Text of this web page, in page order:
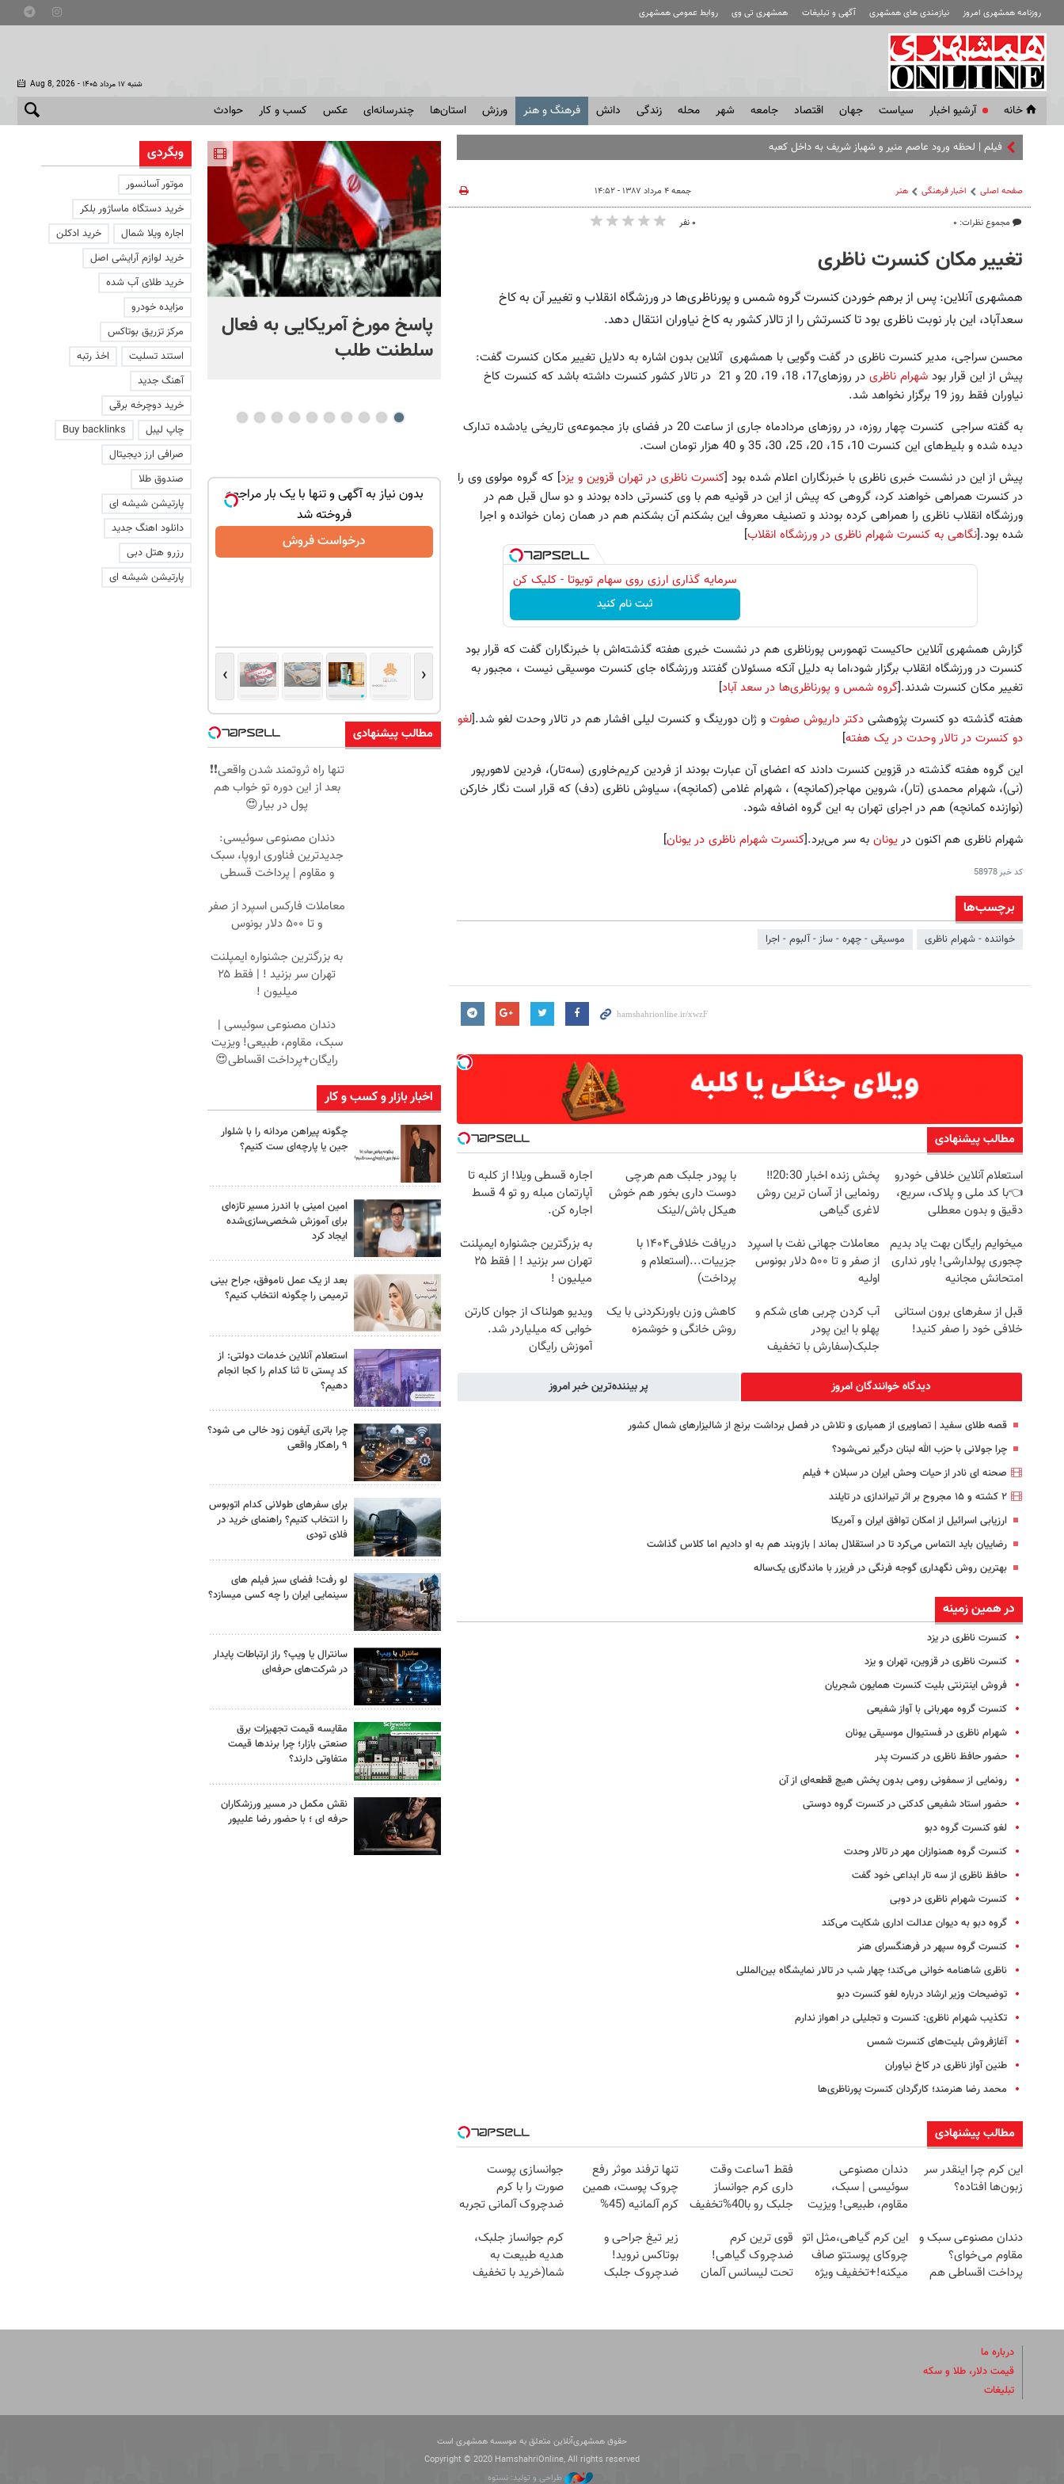
روزنامه همشهری امروز نیازمندی های همشهری آگهی و تبلیغات همشهری تی وی روابط عمومی همشهری
Aug 8, 2026 - شنبه ۱۷ مرداد ۱۴۰۵
خانه آرشیو اخبار سياست جهان اقتصاد جامعه شهر محله زندگی دانش فرهنگ و هنر ورزش استان‌ها چندرسانه‌ای عکس کسب و کار حوادث
فیلم | لحظه ورود عاصم منیر و شهباز شریف به داخل کعبه
صفحه اصلی اخبار فرهنگی هنر
مجموع نظرات: ۰
جمعه ۴ مرداد ۱۳۸۷ - ۱۴:۵۲
۰ نفر
تغییر مکان کنسرت ناظری
همشهری آنلاین: پس از برهم خوردن کنسرت گروه شمس و پورناظری‌ها در ورزشگاه انقلاب و تغییر آن به کاخ
سعدآباد، این بار نوبت ناظری بود تا کنسرتش را از تالار کشور به کاخ نیاوران انتقال دهد.
محسن سراجی، مدیر کنسرت ناظری در گفت وگویی با همشهری آنلاین بدون اشاره به دلایل تغییر مکان کنسرت گفت:
پیش از این قرار بود شهرام ناظری
در روزهای17، 18، 19، 20 و 21 در تالار کشور کنسرت داشته باشد که کنسرت کاخ
نیاوران فقط روز 19 برگزار نخواهد شد.
به گفته سراجی کنسرت چهار روزه، در روزهای مردادماه جاری از ساعت 20 در فضای باز مجموعه‌ی تاریخی یادشده تدارک
دیده شده و بلیط‌های این کنسرت 10، 15، 20، 25، 30، 35 و 40 هزار تومان است.
پیش از این در نشست خبری ناظری با خبرنگاران اعلام شده بود [کنسرت ناظری در تهران قزوین و یزد] که گروه مولوی وی را
در کنسرت همراهی خواهند کرد، گروهی که پیش از این در قونیه هم با وی کنسرتی داده بودند و دو سال قبل هم در
ورزشگاه انقلاب ناظری را همراهی کرده بودند و تصنیف معروف این بشکنم آن بشکنم هم در همان زمان خوانده و اجرا
شده بود.[نگاهی به کنسرت شهرام ناظری در ورزشگاه انقلاب]
سرمایه گذاری ارزی روی سهام تویوتا - کلیک کن
ثبت نام کنید
گزارش همشهری آنلاین حاکیست‌ تهمورس پورناظری هم در نشست خبری هفته گذشته‌اش با خبرنگاران گفت که قرار بود
کنسرت در ورزشگاه انقلاب برگزار شود،‌اما به دلیل آنکه مسئولان گفتند ورزشگاه جای کنسرت موسیقی نیست ، مجبور به
تغییر مکان کنسرت شدند.[گروه شمس و پورناظری‌ها در سعد ‌آباد]
هفته گذشته دو کنسرت پژوهشی دکتر داریوش صفوت و ژان دورینگ و کنسرت لیلی افشار هم در تالار وحدت لغو شد.[لغو
دو کنسرت در تالار وحدت در یک هفته]
این گروه هفته گذشته در قزوین کنسرت دادند که اعضای آن عبارت بودند از فردین کریم‌خاوری (سه‌تار)، فردین لاهورپور
(نی)، شهرام محمدی (تار)، شروین مهاجر(کمانچه) ، شهرام غلامی (کمانچه)، سیاوش ناظری (دف) که قرار است نگار خارکن
(نوازنده کمانچه) هم در اجرای تهران به این گروه اضافه شود.
شهرام ناظری هم اکنون دریونان به سر می‌برد.[کنسرت شهرام ناظری در یونان]
کد خبر58978
برچسب‌ها
خواننده - شهرام ناظری موسیقی - چهره - ساز - آلبوم - اجرا
مطالب پیشنهادی
استعلام آنلاین خلافی خودرو
👈با کد ملی و پلاک، سریع،
دقیق و بدون معطلی
پخش زنده اخبار 20:30‼️
رونمایی از آسان ترین روش
لاغری گیاهی
با پودر جلبک هم هرچی
دوست داری بخور هم خوش
هیکل باش/لینک
اجاره‌ قسطی ویلا! از کلبه تا
آپارتمان مبله رو تو 4 قسط
اجاره کن.
میخوایم رایگان بهت یاد بدیم
چجوری پولدارشی! باور نداری
امتحانش مجانیه
معاملات جهانی نفت با اسپرد
از صفر و تا ۵۰۰ دلار بونوس
اولیه
دریافت خلافی۱۴۰۴ با
جزییات...(استعلام و
پرداخت)
به بزرگترین جشنواره ایمپلنت
تهران سر بزنید ! | فقط ۲۵
میلیون !
قبل از سفرهای برون استانی
خلافی خود را صفر کنید!
آب کردن چربی های شکم و
پهلو با این پودر
جلبک(سفارش با تخفیف
کاهش وزن باورنکردنی با یک
روش خانگی و خوشمزه
ویدیو هولناک از جوان کارتن
خوابی که میلیاردر شد.
آموزش رایگان
دیدگاه خوانندگان امروز پر بیننده‌ترین خبر امروز
قصه طلای سفید | تصاویری از همیاری و تلاش در فصل برداشت برنج از شالیزارهای شمال کشور
چرا جولانی با حزب الله لبنان درگیر نمی‌شود؟
صحنه ای نادر از حیات وحش ایران در سبلان + فیلم
۲ کشته و ۱۵ مجروح بر اثر تیراندازی در تایلند
ارزیابی اسرائیل از امکان توافق ایران و آمریکا
رضاییان باید التماس می‌کرد تا در استقلال بماند | بازوبند هم به او دادیم اما کلاس گذاشت
بهترین روش نگهداری گوجه فرنگی در فریزر با ماندگاری یک‌ساله
در همین زمینه
کنسرت ناظری در یزد
کنسرت ناظری در قزوین، تهران و یزد
فروش اینترنتی بلیت کنسرت همایون شجریان
کنسرت گروه مهربانی با آواز شفیعی
شهرام ناظری در فستیوال موسیقی یونان
حضور حافظ ناظری در کنسرت پدر
رونمایی از سمفونی رومی بدون پخش هیچ‌ قطعه‌ای از‌ آن
حضور استاد شفیعی کدکنی در کنسرت گروه دوستی
لغو کنسرت گروه دبو
کنسرت گروه همنوازان مهر در تالار وحدت
حافظ ناظری از سه تار ابداعی خود گفت
کنسرت شهرام ناظری در دوبی
گروه دبو به دیوان عدالت اداری شکایت می‌کند
کنسرت گروه سپهر در فرهنگسرای هنر
ناظری شاهنامه خوانی می‌کند؛ چهار شب در تالار نمایشگاه بین‌المللی
توضیحات وزیر ارشاد درباره لغو کنسرت دبو
تکذیب شهرام ناظری: کنسرت و تجلیلی در اهواز ندارم
آغازفروش بلیت‌های کنسرت شمس
طنین آواز ناظری در کاخ نیاوران
محمد رضا هنرمند؛ کارگردان کنسرت پورناظری‌ها
مطالب پیشنهادی
این کرم چرا اینقدر سر
زبون‌ها افتاده؟
دندان مصنوعی
سوئیسی | سبک،
مقاوم، طبیعی! ویزیت
اقساطی😍
فقط 1ساعت وقت
داری کرم جوانساز
جلبک رو با40%تخفیف
تنها ترفند موثر رفع
چروک پوست، همین
کرم آلمانیه (45%
جوانسازی پوست
صورت را با کرم
ضدچروک آلمانی تجربه
دندان مصنوعی سبک و
مقاوم می‌خوای؟
پرداخت اقساطی هم
این کرم گیاهی،مثل اتو
چروکای پوستتو صاف
میکنه!+تخفیف ویژه
قوی ترین کرم
ضدچروک گیاهی!
تحت لیسانس آلمان
زیر تیغ جراحی و
بوتاکس نروید!
ضدچروک جلبک
کرم جوانساز جلبک،
هدیه طبیعت به
شما(خرید با تخفیف
شادمهر عقیلی قطعه «گل
یاس» را بازخوانی کرد | ببینید
پاسخ مورخ آمریکایی به فعال
سلطنت طلب
با دوچرخه به مترو بروید
کوییک گذاشتی برای فروش ؟ اینجا
سریع و راحت بفروش
درخواست فروش
جای این پک تقویت موی جلبک توی حمومت
خالیه!45%تخفیف
خرید محصول
تنها در چند ساعت و با یکبار مراجعه فروخته
شد ✅
درخواست فروش
بدون نیاز به آگهی و تنها با یک بار مراجعه
فروخته شد
درخواست فروش
‹
›
مطالب پیشنهادی
تنها راه ثروتمند شدن واقعی❗❗
بعد از این دوره تو خواب هم
پول در بیار😍
دندان مصنوعی سوئیسی:
جدیدترین فناوری اروپا، سبک
و مقاوم | پرداخت قسطی
معاملات فارکس اسپرد از صفر
و تا ۵۰۰ دلار بونوس
به بزرگترین جشنواره ایمپلنت
تهران سر بزنید ! | فقط ۲۵
میلیون !
دندان مصنوعی سوئیسی |
سبک، مقاوم، طبیعی! ویزیت
رایگان+پرداخت اقساطی😍
اخبار بازار و کسب و کار
چگونه پیراهن مردانه را با شلوار
جین یا پارچه‌ای ست کنیم؟
امین امینی با اندرز مسیر تازه‌ای
برای آموزش شخصی‌سازی‌شده
ایجاد کرد
بعد از یک عمل ناموفق، جراح بینی
ترمیمی را چگونه انتخاب کنیم؟
استعلام آنلاین خدمات دولتی: از
کد پستی تا ثنا کدام را کجا انجام
دهیم؟
چرا باتری آیفون زود خالی می شود؟
۹ راهکار واقعی
برای سفرهای طولانی کدام اتوبوس
را انتخاب کنیم؟ راهنمای خرید در
فلای تودی
لو رفت! فضای سبز فیلم های
سینمایی ایران را چه کسی میسازد؟
سانترال یا ویپ؟ راز ارتباطات پایدار
در شرکت‌های حرفه‌ای
مقایسه قیمت تجهیزات برق
صنعتی بازار؛ چرا برندها قیمت
متفاوتی دارند؟
نقش مکمل در مسیر ورزشکاران
حرفه ای ؛ با حضور رضا علیپور
وبگردی
موتور آسانسور
خرید دستگاه ماساژور بلکر
اجاره ویلا شمال
خرید ادکلن
خرید لوازم آرایشی اصل
خرید طلای آب شده
مزایده خودرو
مرکز تزریق بوتاکس
استند تسلیت
اخذ رتبه
آهنگ جدید
خرید دوچرخه برقی
چاپ لیبل
Buy backlinks
صرافی ارز دیجیتال
صندوق طلا
پارتیشن شیشه ای
دانلود اهنگ جدید
رزرو هتل دبی
پارتیشن شیشه ای
درباره ما
قیمت دلار، طلا و سکه
تبلیغات
حقوق همشهری‌آنلاین متعلق به موسسه همشهری است
Copyright © 2020 HamshahriOnline, All rights reserved
طراحی و تولید: نستوه